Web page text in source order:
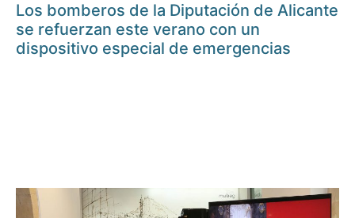
Los bomberos de la Diputación de Alicante
se refuerzan este verano con un
dispositivo especial de emergencias